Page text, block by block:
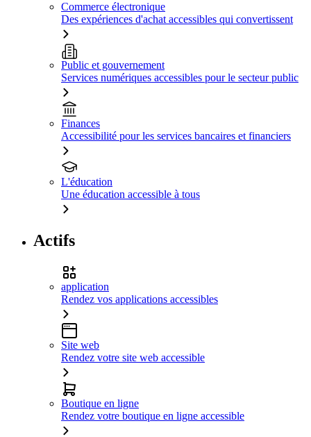
Commerce électronique
Des expériences d'achat accessibles qui convertissent
Public et gouvernement
Services numériques accessibles pour le secteur public
Finances
Accessibilité pour les services bancaires et financiers
L'éducation
Une éducation accessible à tous
Actifs
application
Rendez vos applications accessibles
Site web
Rendez votre site web accessible
Boutique en ligne
Rendez votre boutique en ligne accessible